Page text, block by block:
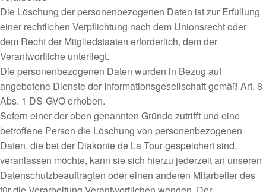
Die Löschung der personenbezogenen Daten ist zur Erfüllung
einer rechtlichen Verpflichtung nach dem Unionsrecht oder
dem Recht der Mitgliedstaaten erforderlich, dem der
Verantwortliche unterliegt.
Die personenbezogenen Daten wurden in Bezug auf
angebotene Dienste der Informationsgesellschaft gemäß Art. 8
Abs. 1 DS-GVO erhoben.
Sofern einer der oben genannten Gründe zutrifft und eine
betroffene Person die Löschung von personenbezogenen
Daten, die bei der Diakonie de La Tour gespeichert sind,
veranlassen möchte, kann sie sich hierzu jederzeit an unseren
Datenschutzbeauftragten oder einen anderen Mitarbeiter des